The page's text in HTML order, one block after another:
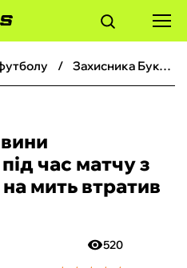
Захисника Буковини госпіталізували під час матчу з Динамо: Бусько на мить втратив свідомість
час матчу з
мить втратив
520